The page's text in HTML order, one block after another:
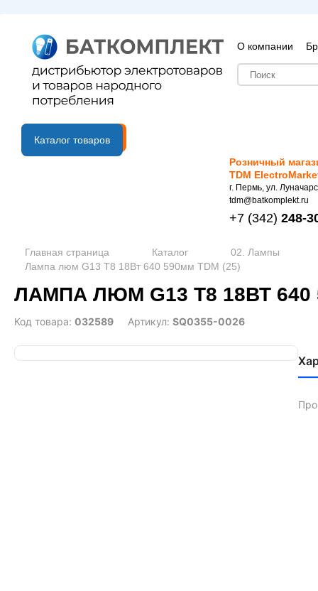
О компании
B2B портал
Каталог товаров
Розничный
TDM
г. Пермь, ул.
tdm@batkomplekt.ru
+7 (342) 248-
Главная страница Каталог
02. Лампы
Лампа люм G13 T8 18Вт 640 590мм TDM (25)
ЛАМПА ЛЮМ G13 T8 18ВТ 640
Код товара: 032589 Артикул: SQ0355-0026